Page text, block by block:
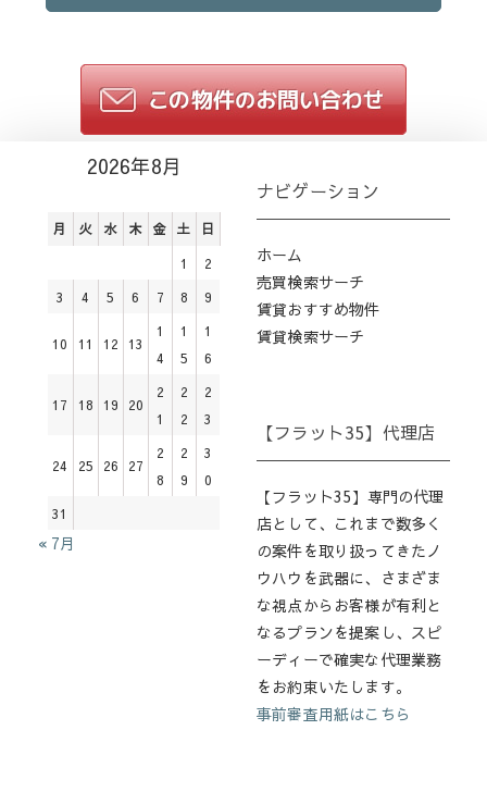
2026年8月
月 火 水 木 金 土 日
1
2
3
4 5 6 7 8 9
10 11 12 13
1
4
1
5
1
6
17 18 19 20
2
1
2
2
2
3
24 25 26 27
2
8
2
9
3
0
31
« 7月
ナビゲーション
ホーム
売買検索サーチ
賃貸おすすめ物件
賃貸検索サーチ
【フラット35】代理店
【フラット35】専門の代理
店として、これまで数多く
の案件を取り扱ってきたノ
ウハウを武器に、さまざま
な視点からお客様が有利と
なるプランを提案し、スピ
ーディーで確実な代理業務
をお約束いたします。
事前審査用紙はこちら